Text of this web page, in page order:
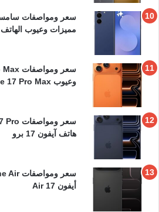
مميزات وعيوب الهاتف
وعيوب iPhone 17 Pro Max
هاتف آيفون 17 برو
أيفون 17 Air